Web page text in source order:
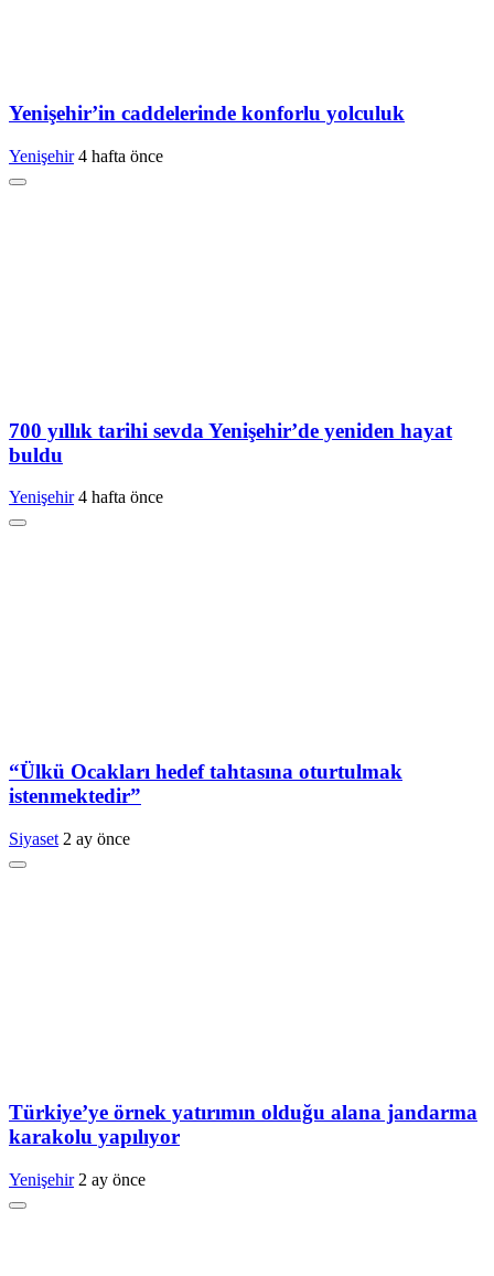
Yenişehir’in caddelerinde konforlu yolculuk
Yenişehir 4 hafta önce
700 yıllık tarihi sevda Yenişehir’de yeniden hayat
buldu
Yenişehir 4 hafta önce
“Ülkü Ocakları hedef tahtasına oturtulmak
istenmektedir”
Siyaset 2 ay önce
Türkiye’ye örnek yatırımın olduğu alana jandarma
karakolu yapılıyor
Yenişehir 2 ay önce